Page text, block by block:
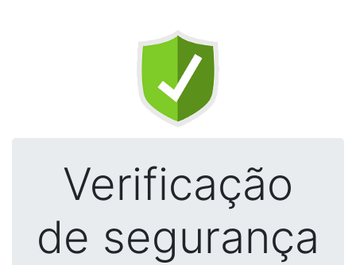
Verificação
de segurança